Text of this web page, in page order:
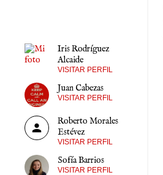
Iris Rodríguez
Alcaide
VISITAR PERFIL
Juan Cabezas
VISITAR PERFIL
Roberto Morales
Estévez
VISITAR PERFIL
Sofía Barrios
VISITAR PERFIL